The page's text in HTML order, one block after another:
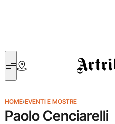
Artribune
HOME›EVENTI E MOSTRE
Paolo Cenciarelli